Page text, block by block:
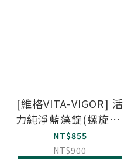
[維格VITA-VIGOR] 活
力純淨藍藻錠(螺旋藻)
200mg*500粒/瓶
NT$855
NT$900